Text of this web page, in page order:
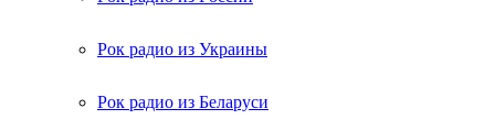
Рок радио из Украины
Рок радио из Беларуси